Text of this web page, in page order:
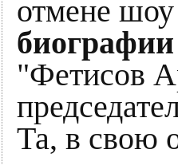
отмене
"Фетисов
Та, в свою